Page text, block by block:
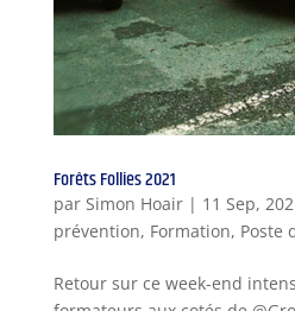
Forêts Follies 2021
par Simon Hoair| 11 Sep,
prévention, Formation, Poste
Retour sur ce week-end